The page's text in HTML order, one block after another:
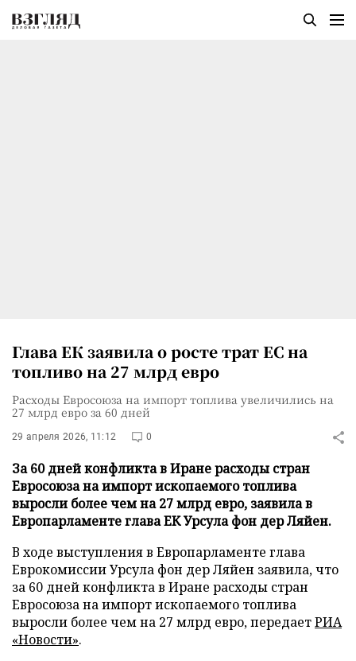
Глава ЕК заявила о росте трат ЕС на
топливо на 27 млрд евро
Расходы Евросоюза на импорт топлива увеличились на
27 млрд евро за 60 дней
29 апреля 2026, 11:12 0
За 60 дней конфликта в Иране расходы стран
Евросоюза на импорт ископаемого топлива
выросли более чем на 27 млрд евро, заявила в
Европарламенте глава ЕК Урсула фон дер Ляйен.
В ходе выступления в Европарламенте глава
Еврокомиссии Урсула фон дер Ляйен заявила, что
за 60 дней конфликта в Иране расходы стран
Евросоюза на импорт ископаемого топлива
выросли более чем на 27 млрд евро, передаетРИА
«Новости».